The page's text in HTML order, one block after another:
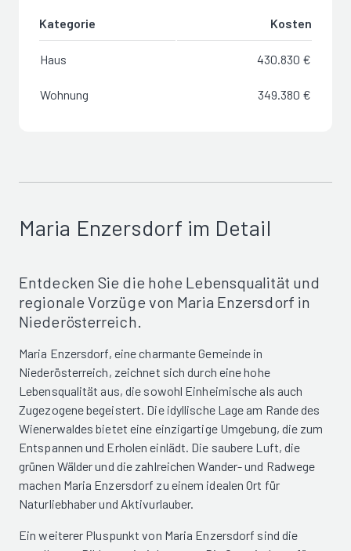
Kategorie Kosten
Haus 430.830 €
Wohnung 349.380 €
Maria Enzersdorf im Detail
Entdecken Sie die hohe Lebensqualität und
regionale Vorzüge von Maria Enzersdorf in
Niederösterreich.
Maria Enzersdorf, eine charmante Gemeinde in
Niederösterreich, zeichnet sich durch eine hohe
Lebensqualität aus, die sowohl Einheimische als auch
Zugezogene begeistert. Die idyllische Lage am Rande des
Wienerwaldes bietet eine einzigartige Umgebung, die zum
Entspannen und Erholen einlädt. Die saubere Luft, die
grünen Wälder und die zahlreichen Wander- und Radwege
machen Maria Enzersdorf zu einem idealen Ort für
Naturliebhaber und Aktivurlauber.
Ein weiterer Pluspunkt von Maria Enzersdorf sind die